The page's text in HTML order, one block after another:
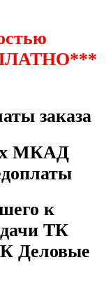
заказа
МКАД
к
ТК
Деловые